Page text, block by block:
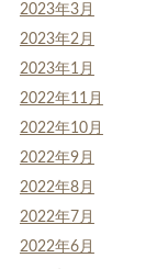
2023年3月
2023年2月
2023年1月
2022年11月
2022年10月
2022年9月
2022年8月
2022年7月
2022年6月